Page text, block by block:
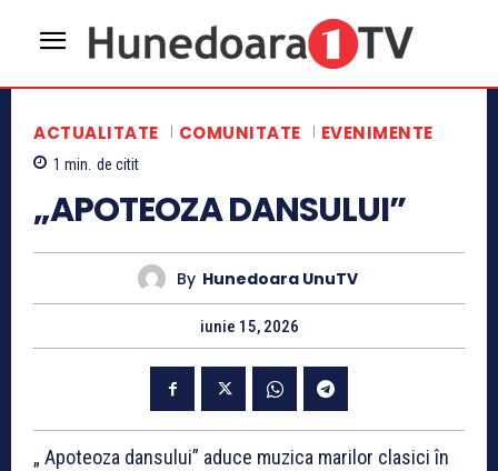
ACTUALITATE COMUNITATE EVENIMENTE
1 min. de citit
„APOTEOZA DANSULUI”
By Hunedoara UnuTV
iunie 15, 2026
„ Apoteoza dansului” aduce muzica marilor clasici în